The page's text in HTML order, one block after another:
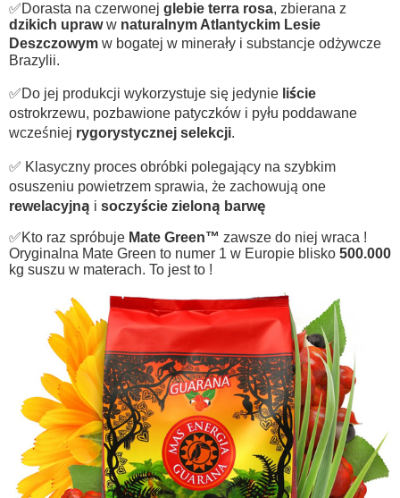
✅Dorasta na czerwonej glebie terra rosa, zbierana z
dzikich upraww naturalnym Atlantyckim Lesie
Deszczowym w bogatej w minerały i substancje odżywcze
Brazylii.
✅Do jej produkcji wykorzystuje się jedynie liście
ostrokrzewu, pozbawione patyczków i pyłu poddawane
wcześniej rygorystycznej selekcji.
✅ Klasyczny proces obróbki polegający na szybkim
osuszeniu powietrzem sprawia, że zachowują one
rewelacyjną i soczyście zieloną barwę
✅Kto raz spróbuje Mate Green™ zawsze do niej wraca !
Oryginalna Mate Green to numer 1 w Europie blisko 500.000
kg suszu w materach. To jest to !